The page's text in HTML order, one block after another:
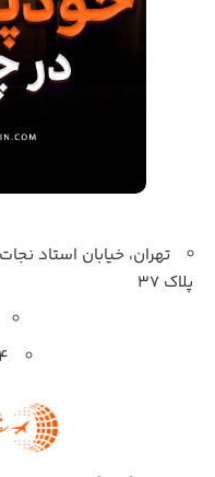
تهران، خیابان استاد
پلاک 37